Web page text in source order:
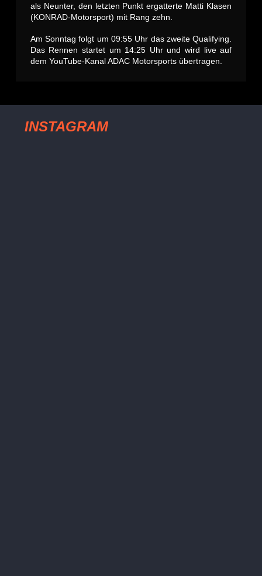
als Neunter, den letzten Punkt ergatterte Matti Klasen
(KONRAD-Motorsport) mit Rang zehn.
Am Sonntag folgt um 09:55 Uhr das zweite Qualifying.
Das Rennen startet um 14:25 Uhr und wird live auf
dem YouTube-Kanal ADAC Motorsports übertragen.
INSTAGRAM